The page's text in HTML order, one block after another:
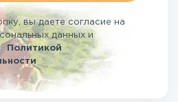
вы даете согласие на
данных и
Политикой